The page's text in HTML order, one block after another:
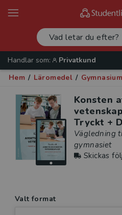
Handlar som:
Privatkund
Hem / Läromedel /
Konsten
Tryckt +
Vägledning
gymnasiet
Skickas
Valt format